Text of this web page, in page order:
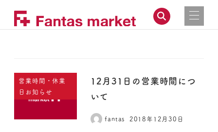
営業時間・休業
日お知らせ
12月31日の営業時間につ
いて
fantas 2018年12月30日